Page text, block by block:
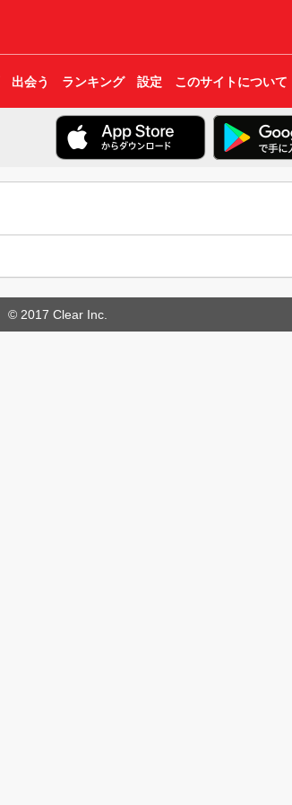
出会う ランキング 設定 このサイトについて
© 2017 Clear Inc.